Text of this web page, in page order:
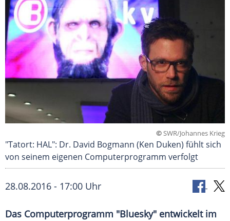
©SWR/Johannes Krieg
"Tatort: HAL": Dr. David Bogmann (Ken Duken) fühlt sich
von seinem eigenen Computerprogramm verfolgt
28.08.2016 - 17:00 Uhr
Das Computerprogramm "Bluesky" entwickelt im